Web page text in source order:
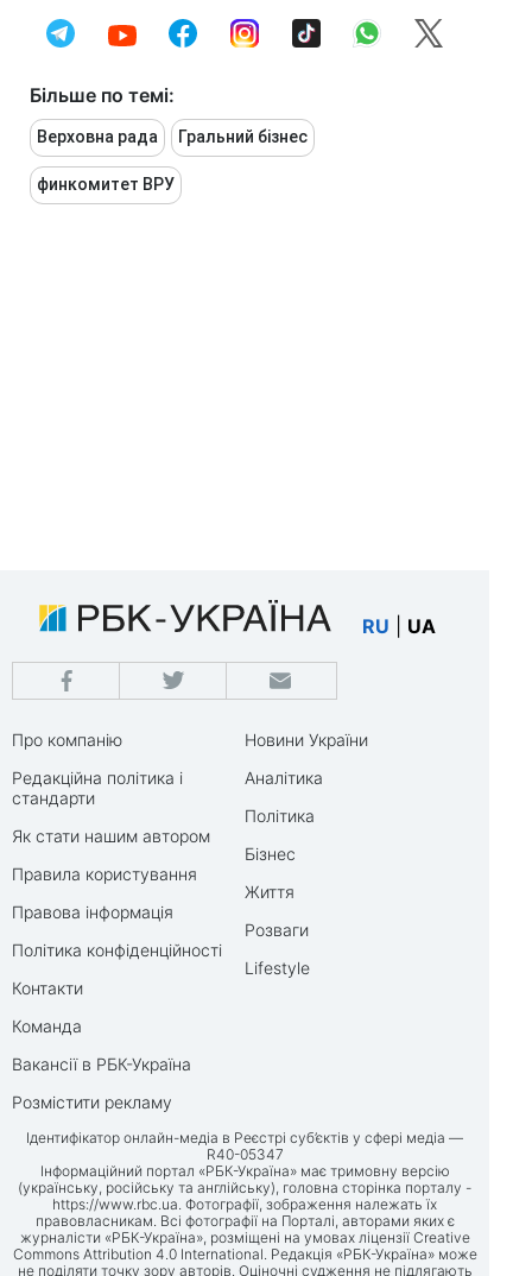
Більше по темі:
Верховна рада Гральний бізнес
финкомитет ВРУ
RU UA
Про компанію
Редакційна політика і
стандарти
Як стати нашим автором
Правила користування
Правова інформація
Політика конфіденційності
Контакти
Команда
Вакансії в РБК-Україна
Розмістити рекламу
Новини України
Аналітика
Політика
Бізнес
Життя
Розваги
Lifestyle
Ідентифікатор онлайн-медіа в Реєстрі суб’єктів у сфері медіа —
R40-05347
Інформаційний портал «РБК-Україна» має тримовну версію
(українську, російську та англійську), головна сторінка порталу -
https://www.rbc.ua. Фотографії, зображення належать їх
правовласникам. Всі фотографії на Порталі, авторами яких є
журналісти «РБК-Україна», розміщені на умовах ліцензії Creative
Commons Attribution 4.0 International. Редакція «РБК-Україна» може
не поділяти точку зору авторів. Оціночні судження не підлягають